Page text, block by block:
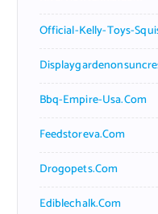
Official-Kelly-Toys-
Bbq-Empire-Usa.com
Feedstoreva.com
Drogopets.com
Ediblechalk.com